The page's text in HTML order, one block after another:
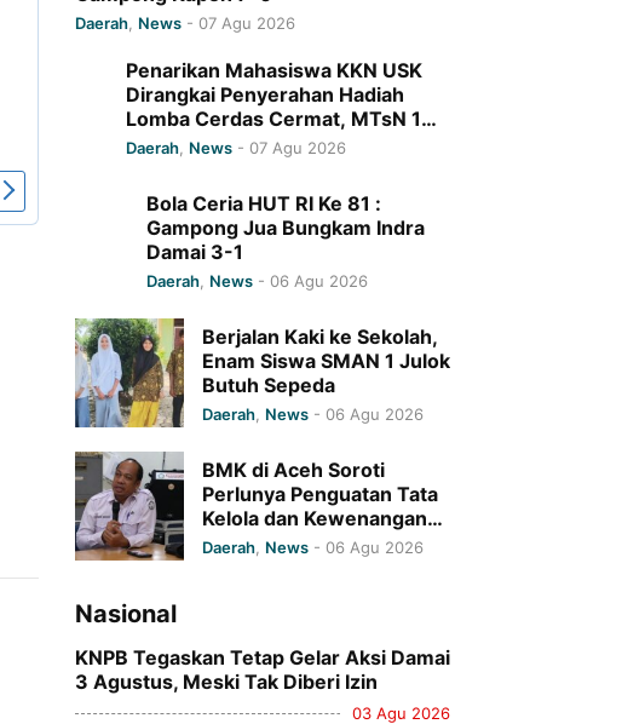
Daerah News - 07 Agu 2026
Penarikan Mahasiswa KKN USK
Dirangkai Penyerahan Hadiah
Lomba Cerdas Cermat, MTsN 1
Pidie Jaya Raih Juara I
Daerah, News- 07 Agu 2026
Bola Ceria HUT RI Ke 81 :
Gampong Jua Bungkam Indra
Damai 3-1
Daerah News -06 Agu 2026
Berjalan Kaki ke Sekolah,
Enam Siswa SMAN 1 Julok
Butuh Sepeda
Daerah News - 06 Agu 2026
BMK di Aceh Soroti
Perlunya Penguatan Tata
Kelola dan Kewenangan
Monitoring Program
Daerah News - 06 Agu 2026
Nasional
KNPB Tegaskan Tetap Gelar Aksi Damai
3 Agustus, Meski Tak Diberi Izin
03 Agu 2026